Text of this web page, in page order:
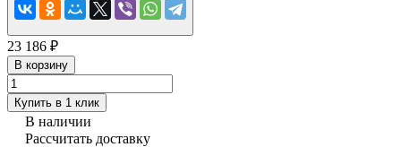
23 186 ₽
В корзину
Купить в 1 клик
В наличии
Рассчитать доставку